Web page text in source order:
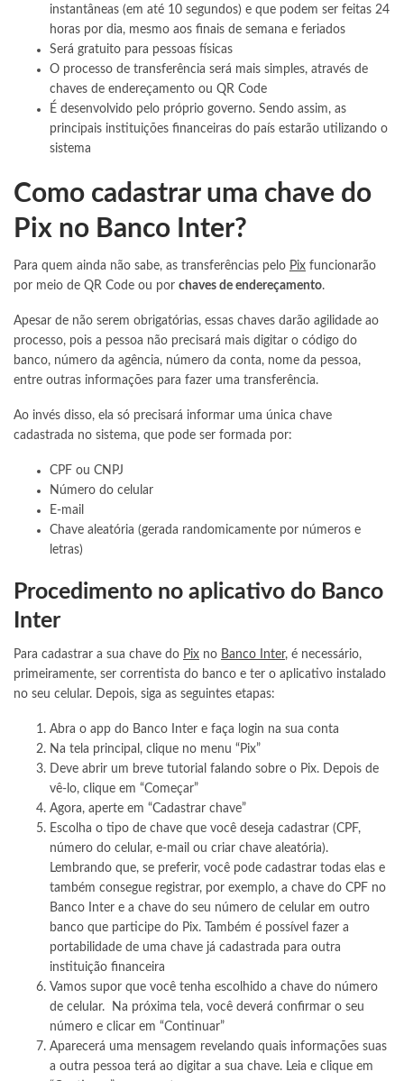
instantâneas (em até 10 segundos) e que podem ser feitas 24
horas por dia, mesmo aos finais de semana e feriados
Será gratuito para pessoas físicas
O processo de transferência será mais simples, através de
chaves de endereçamento ou QR Code
É desenvolvido pelo próprio governo. Sendo assim, as
principais instituições financeiras do país estarão utilizando o
sistema
Como cadastrar uma chave do
Pix no Banco Inter?
Para quem ainda não sabe, as transferências pelo Pix funcionarão
por meio de QR Code ou por chaves de endereçamento.
Apesar de não serem obrigatórias, essas chaves darão agilidade ao
processo, pois a pessoa não precisará mais digitar o código do
banco, número da agência, número da conta, nome da pessoa,
entre outras informações para fazer uma transferência.
Ao invés disso, ela só precisará informar uma única chave
cadastrada no sistema, que pode ser formada por:
CPF ou CNPJ
Número do celular
E-mail
Chave aleatória (gerada randomicamente por números e
letras)
Procedimento no aplicativo do Banco
Inter
Para cadastrar a sua chave do Pix no Banco Inter, é necessário,
primeiramente, ser correntista do banco e ter o aplicativo instalado
no seu celular. Depois, siga as seguintes etapas:
Abra o app do Banco Inter e faça login na sua conta
Na tela principal, clique no menu “Pix”
Deve abrir um breve tutorial falando sobre o Pix. Depois de
vê-lo, clique em “Começar”
Agora, aperte em “Cadastrar chave”
Escolha o tipo de chave que você deseja cadastrar (CPF,
número do celular, e-mail ou criar chave aleatória).
Lembrando que, se preferir, você pode cadastrar todas elas e
também consegue registrar, por exemplo, a chave do CPF no
Banco Inter e a chave do seu número de celular em outro
banco que participe do Pix. Também é possível fazer a
portabilidade de uma chave já cadastrada para outra
instituição financeira
Vamos supor que você tenha escolhido a chave do número
de celular. Na próxima tela, você deverá confirmar o seu
número e clicar em “Continuar”
Aparecerá uma mensagem revelando quais informações suas
a outra pessoa terá ao digitar a sua chave. Leia e clique em